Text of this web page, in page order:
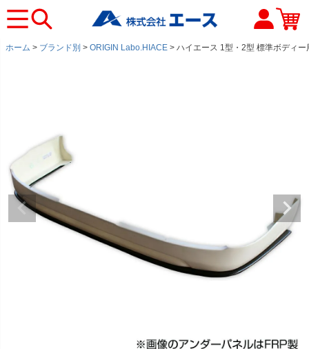
ホーム ブランド別 ORIGIN Labo.HIACE ハイエース 1型・2型 標準ボディ